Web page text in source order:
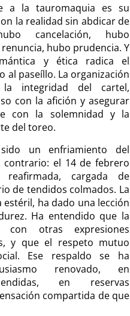
a la tauromaquia es su
la realidad sin abdicar de
cancelación, hubo
hubo prudencia. Y
y ética radica el
paseíllo. La organización
integridad del cartel,
con la afición y asegurar
con la solemnidad y la
del toreo.
un enfriamiento del
el 14 de febrero
cargada de
de tendidos colmados. La
estéril, ha dado una lección
Ha entendido que la
con otras expresiones
y que el respeto mutuo
Ese respaldo se ha
renovado, en
en reservas
compartida de que